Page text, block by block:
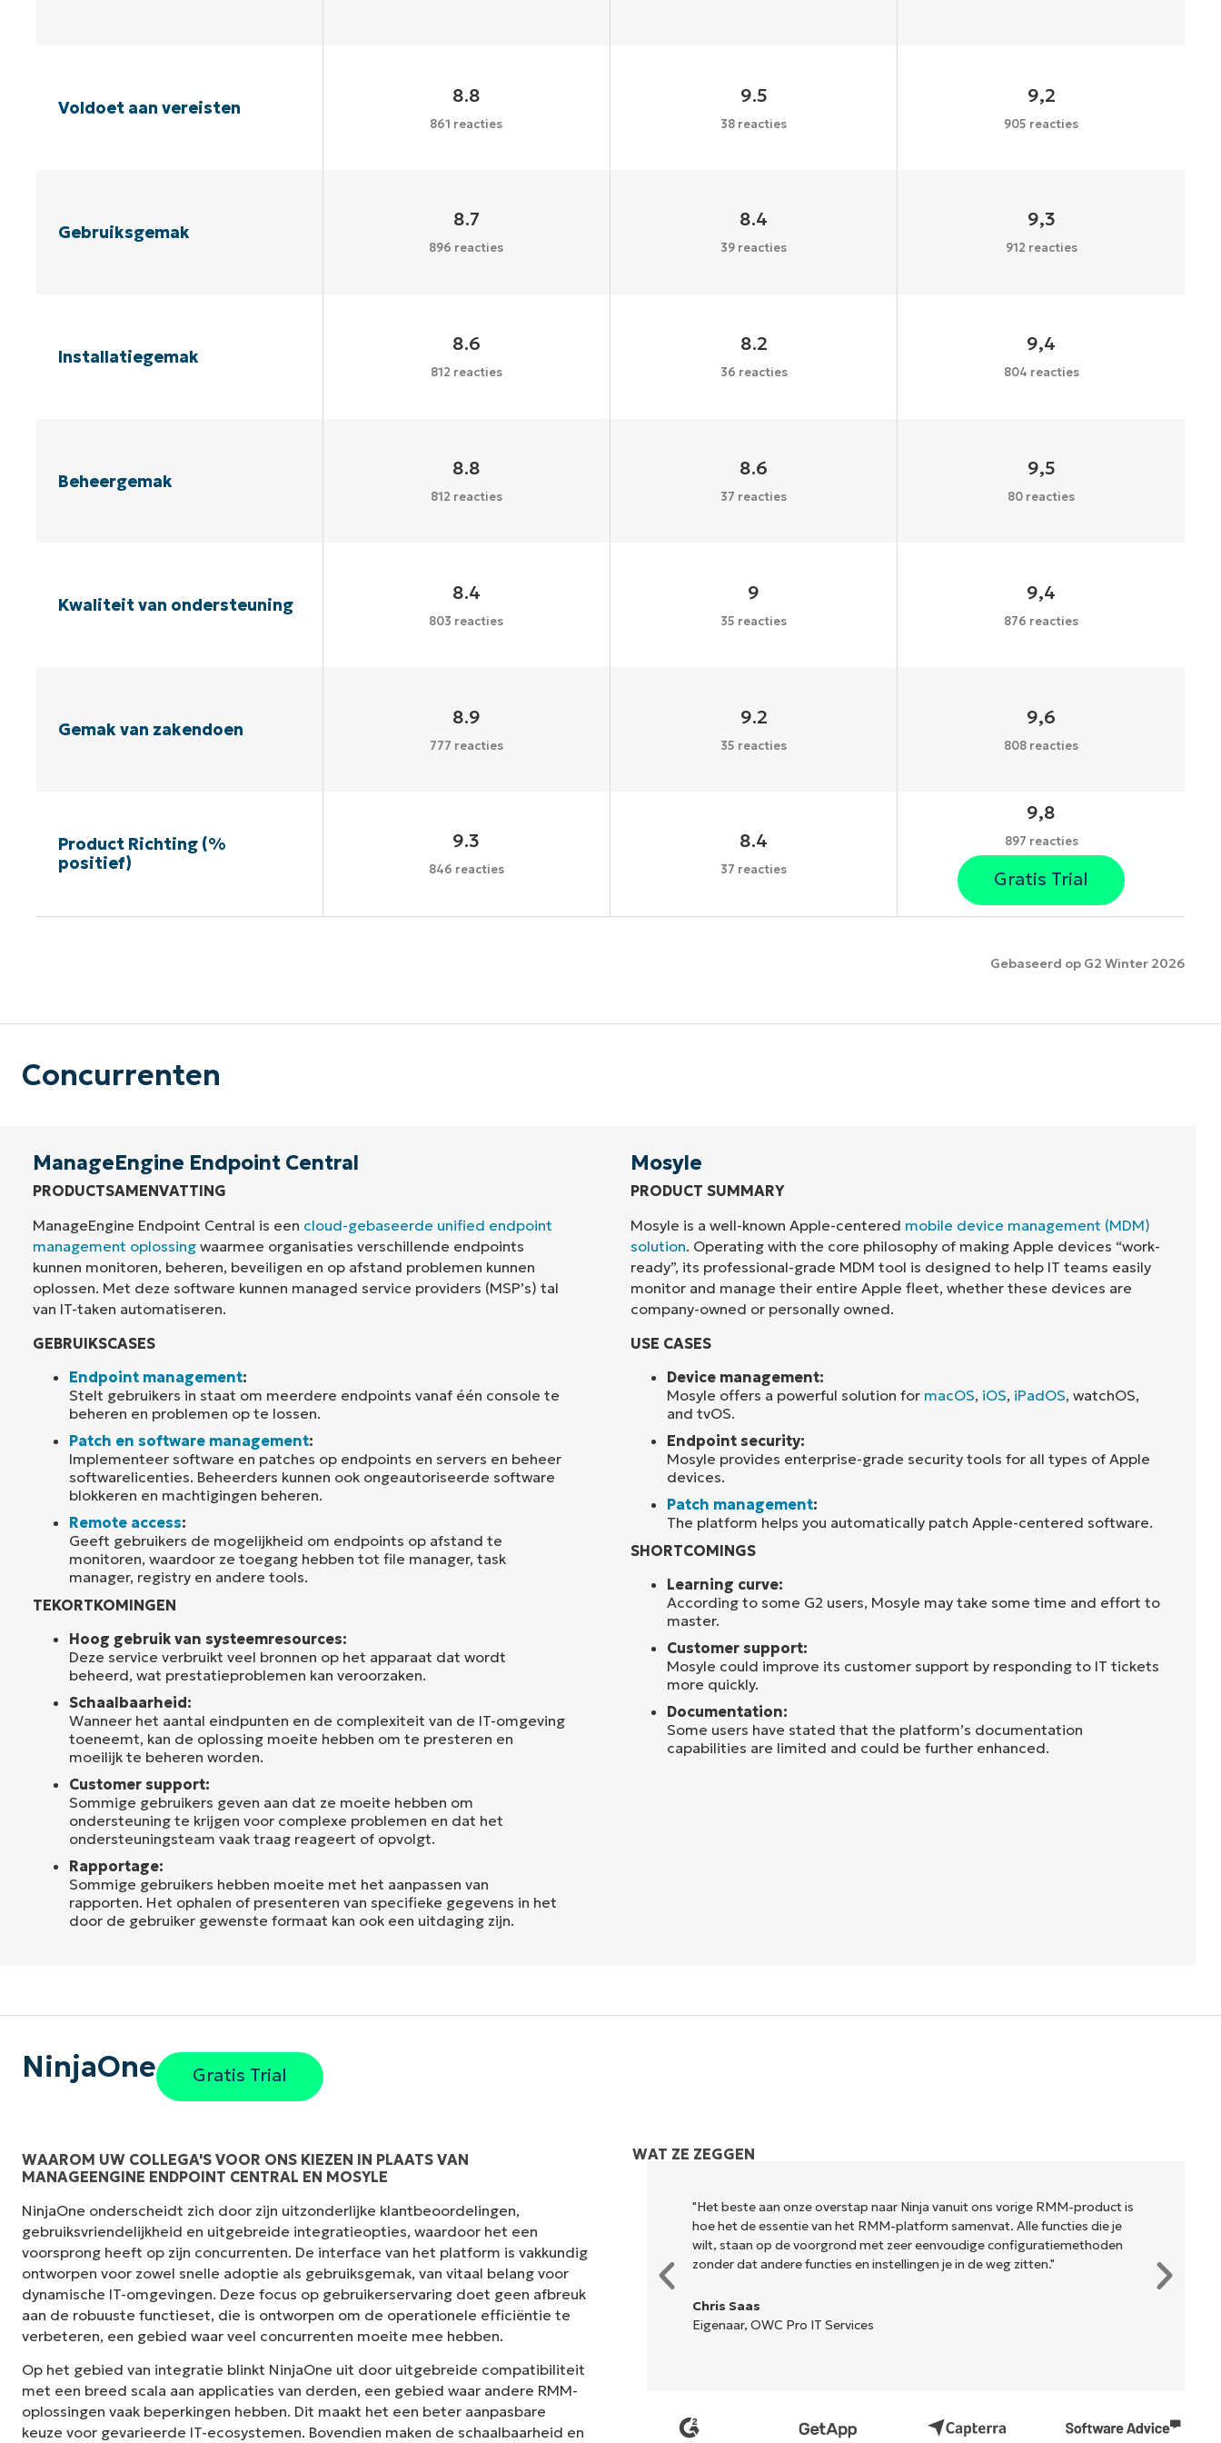
Voldoet aan vereisten
8.8
861 reacties
9.5
38 reacties
9,2
905 reacties
Gebruiksgemak
8.7
896 reacties
8.4
39 reacties
9,3
912 reacties
Installatiegemak
8.6
812 reacties
8.2
36 reacties
9,4
804 reacties
Beheergemak
8.8
812 reacties
8.6
37 reacties
9,5
80 reacties
Kwaliteit van ondersteuning
8.4
803 reacties
9
35 reacties
9,4
876 reacties
Gemak van zakendoen
8.9
777 reacties
9.2
35 reacties
9,6
808 reacties
Product Richting (%
positief)
9.3
846 reacties
8.4
37 reacties
9,8
897 reacties
Gratis Trial
Gebaseerd op G2 Winter 2026
Concurrenten
ManageEngine Endpoint Central
PRODUCTSAMENVATTING
ManageEngine Endpoint Central is een cloud-gebaseerde unified endpoint
management oplossing waarmee organisaties verschillende endpoints
kunnen monitoren, beheren, beveiligen en op afstand problemen kunnen
oplossen. Met deze software kunnen managed service providers (MSP’s) tal
van IT-taken automatiseren.
GEBRUIKSCASES
Endpoint management:
Stelt gebruikers in staat om meerdere endpoints vanaf één console te
beheren en problemen op te lossen.
Patch en software management:
Implementeer software en patches op endpoints en servers en beheer
softwarelicenties. Beheerders kunnen ook ongeautoriseerde software
blokkeren en machtigingen beheren.
Remote access:
Geeft gebruikers de mogelijkheid om endpoints op afstand te
monitoren, waardoor ze toegang hebben tot file manager, task
manager, registry en andere tools.
TEKORTKOMINGEN
Hoog gebruik van systeemresources:
Deze service verbruikt veel bronnen op het apparaat dat wordt
beheerd, wat prestatieproblemen kan veroorzaken.
Schaalbaarheid:
Wanneer het aantal eindpunten en de complexiteit van de IT-omgeving
toeneemt, kan de oplossing moeite hebben om te presteren en
moeilijk te beheren worden.
Customer support:
Sommige gebruikers geven aan dat ze moeite hebben om
ondersteuning te krijgen voor complexe problemen en dat het
ondersteuningsteam vaak traag reageert of opvolgt.
Rapportage:
Sommige gebruikers hebben moeite met het aanpassen van
rapporten. Het ophalen of presenteren van specifieke gegevens in het
door de gebruiker gewenste formaat kan ook een uitdaging zijn.
Mosyle
PRODUCT SUMMARY
Mosyle is a well-known Apple-centered mobile device management (MDM)
solution. Operating with the core philosophy of making Apple devices “work-
ready”, its professional-grade MDM tool is designed to help IT teams easily
monitor and manage their entire Apple fleet, whether these devices are
company-owned or personally owned.
USE CASES
Device management:
Mosyle offers a powerful solution for macOS, iOS, iPadOS, watchOS,
and tvOS.
Endpoint security:
Mosyle provides enterprise-grade security tools for all types of Apple
devices.
Patch management:
The platform helps you automatically patch Apple-centered software.
SHORTCOMINGS
Learning curve:
According to some G2 users, Mosyle may take some time and effort to
master.
Customer support:
Mosyle could improve its customer support by responding to IT tickets
more quickly.
Documentation:
Some users have stated that the platform’s documentation
capabilities are limited and could be further enhanced.
NinjaOne Gratis Trial
WAAROM UW COLLEGA'S VOOR ONS KIEZEN IN PLAATS VAN
MANAGEENGINE ENDPOINT CENTRAL EN MOSYLE
NinjaOne onderscheidt zich door zijn uitzonderlijke klantbeoordelingen,
gebruiksvriendelijkheid en uitgebreide integratieopties, waardoor het een
voorsprong heeft op zijn concurrenten. De interface van het platform is vakkundig
ontworpen voor zowel snelle adoptie als gebruiksgemak, van vitaal belang voor
dynamische IT-omgevingen. Deze focus op gebruikerservaring doet geen afbreuk
aan de robuuste functieset, die is ontworpen om de operationele efficiëntie te
verbeteren, een gebied waar veel concurrenten moeite mee hebben.
Op het gebied van integratie blinkt NinjaOne uit door uitgebreide compatibiliteit
met een breed scala aan applicaties van derden, een gebied waar andere RMM-
oplossingen vaak beperkingen hebben. Dit maakt het een beter aanpasbare
keuze voor gevarieerde IT-ecosystemen. Bovendien maken de schaalbaarheid en
WAT ZE ZEGGEN
"NinjaOne is ongelofelijk gebruiksvriendelijk en combineert een vloeiende
interface met krachtige back-end functies. Er is geen ingewikkelde
installatie of moeilijk te beheren interface. Alle opties en hulpmiddelen zijn
duidelijk gelabeld, gemakkelijk te begrijpen en de interface is... gemakkelijk
te navigeren."
Ryan Reiffenberger
Reiffenberger.NET Technologie Oplossingen
"Het beste aan onze overstap naar Ninja vanuit ons vorige RMM-product is
hoe het de essentie van het RMM-platform samenvat. Alle functies die je
wilt, staan op de voorgrond met zeer eenvoudige configuratiemethoden
zonder dat andere functies en instellingen je in de weg zitten."
Chris Saas
Eigenaar, OWC Pro IT Services
Company